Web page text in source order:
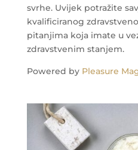
svrhe. Uvijek potražite
kvalificiranog
pitanjima koja imate u
zdravstvenim stanjem.
Powered by Pleasure